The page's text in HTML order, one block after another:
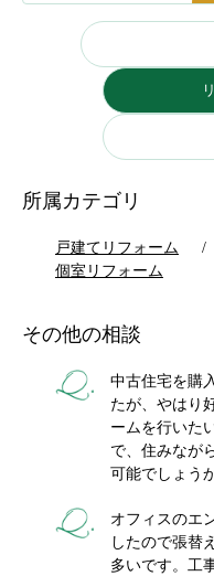
所属カテゴリ
戸建てリフォーム
個室リフォーム
その他の相談
中古住宅を購
たが、やはり
ームを行いた
で、住みなが
可能でしょうか
オフィスのエ
したので張替
多いです。工